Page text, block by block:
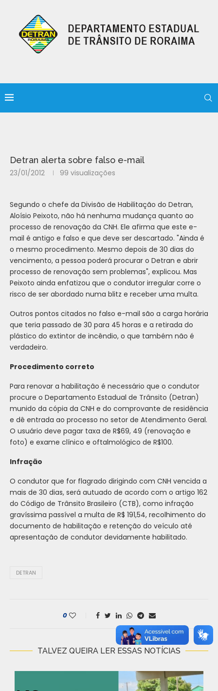
Detran alerta sobre falso e-mail
23/01/2012 99 visualizações
Segundo o chefe da Divisão de Habilitação do Detran,
Aloísio Peixoto, não há nenhuma mudança quanto ao
processo de renovação da CNH. Ele afirma que este e-
mail é antigo e falso e que deve ser descartado. "Ainda é
o mesmo procedimento. Mesmo depois de 30 dias do
vencimento, a pessoa poderá procurar o Detran e abrir
processo de renovação sem problemas", explicou. Mas
Peixoto ainda enfatizou que o condutor irregular corre o
risco de ser abordado numa blitz e receber uma multa.
Outros pontos citados no falso e-mail são a carga horária
que teria passado de 30 para 45 horas e a retirada do
plástico do extintor de incêndio, o que também não é
verdadeiro.
Procedimento correto
Para renovar a habilitação é necessário que o condutor
procure o Departamento Estadual de Trânsito (Detran)
munido da cópia da CNH e do comprovante de residência
e dê entrada ao processo no setor de Atendimento Geral.
O usuário deve pagar taxa de R$69, 49 (renovação e
foto) e exame clínico e oftalmológico de R$100.
Infração
O condutor que for flagrado dirigindo com CNH vencida a
mais de 30 dias, será autuado de acordo com o artigo 162
do Código de Trânsito Brasileiro (CTB), como infração
gravíssima passível a multa de R$ 191,54, recolhimento do
documento de habilitação e retenção do veículo até
apresentação de condutor devidamente habilitado.
DETRAN
0
TALVEZ QUEIRA LER ESSAS NOTÍCIAS